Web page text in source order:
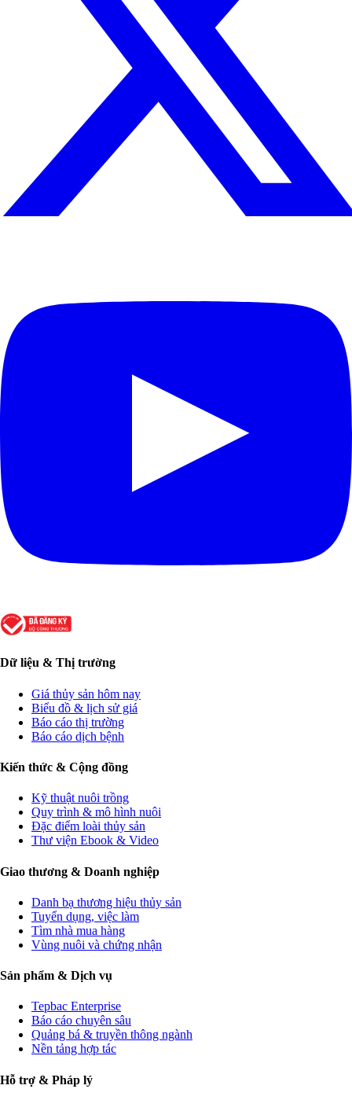
Dữ liệu & Thị trường
Giá thủy sản hôm nay
Biểu đồ & lịch sử giá
Báo cáo thị trường
Báo cáo dịch bệnh
Kiến thức & Cộng đồng
Kỹ thuật nuôi trồng
Quy trình & mô hình nuôi
Đặc điểm loài thủy sản
Thư viện Ebook & Video
Giao thương & Doanh nghiệp
Danh bạ thương hiệu thủy sản
Tuyển dụng, việc làm
Tìm nhà mua hàng
Vùng nuôi và chứng nhận
Sản phẩm & Dịch vụ
Tepbac Enterprise
Báo cáo chuyên sâu
Quảng bá & truyền thông ngành
Nền tảng hợp tác
Hỗ trợ & Pháp lý